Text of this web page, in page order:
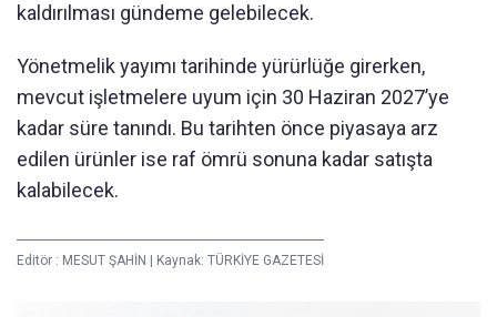
kaldırılması gündeme gelebilecek.
Yönetmelik yayımı tarihinde yürürlüğe girerken,
mevcut işletmelere uyum için 30 Haziran 2027’ye
kadar süre tanındı. Bu tarihten önce piyasaya arz
edilen ürünler ise raf ömrü sonuna kadar satışta
kalabilecek.
Editör : MESUT ŞAHİN Kaynak: TÜRKİYE GAZETESİ